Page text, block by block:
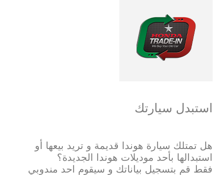
استبدل سيارتك
هل تمتلك سيارة هوندا قديمة و تريد بيعها أو
استبدالها بأحد موديلات هوندا الجديدة؟
فقط قم بتسجيل بياناتك و سيقوم احد مندوبي